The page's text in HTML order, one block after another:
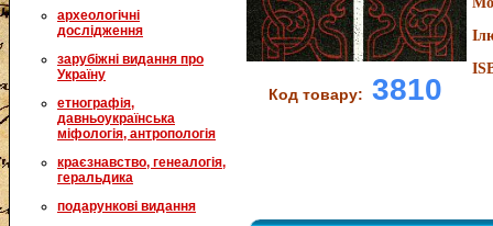
археологічні
дослідження
зарубіжні видання про
Україну
етнографія,
давньоукраїнська
міфологія, антропологія
краєзнавство, генеалогія,
геральдика
подарункові видання
Код товару: 3810